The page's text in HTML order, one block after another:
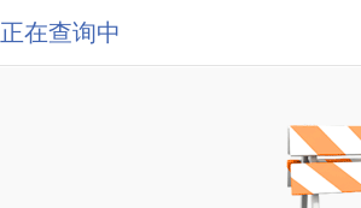
正在查询中